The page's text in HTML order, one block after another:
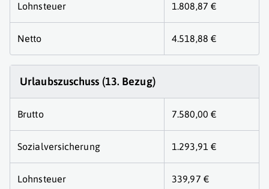
Lohnsteuer 1.808,87 €
Netto 4.518,88 €
Urlaubszuschuss (13. Bezug)
Brutto 7.580,00 €
Sozialversicherung 1.293,91 €
Lohnsteuer 339,97 €